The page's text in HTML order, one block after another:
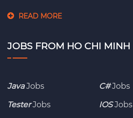
READ MORE
JOBS FROM HO CHI MINH
JavaJobs C#Jobs
TesterJobs IOSJobs